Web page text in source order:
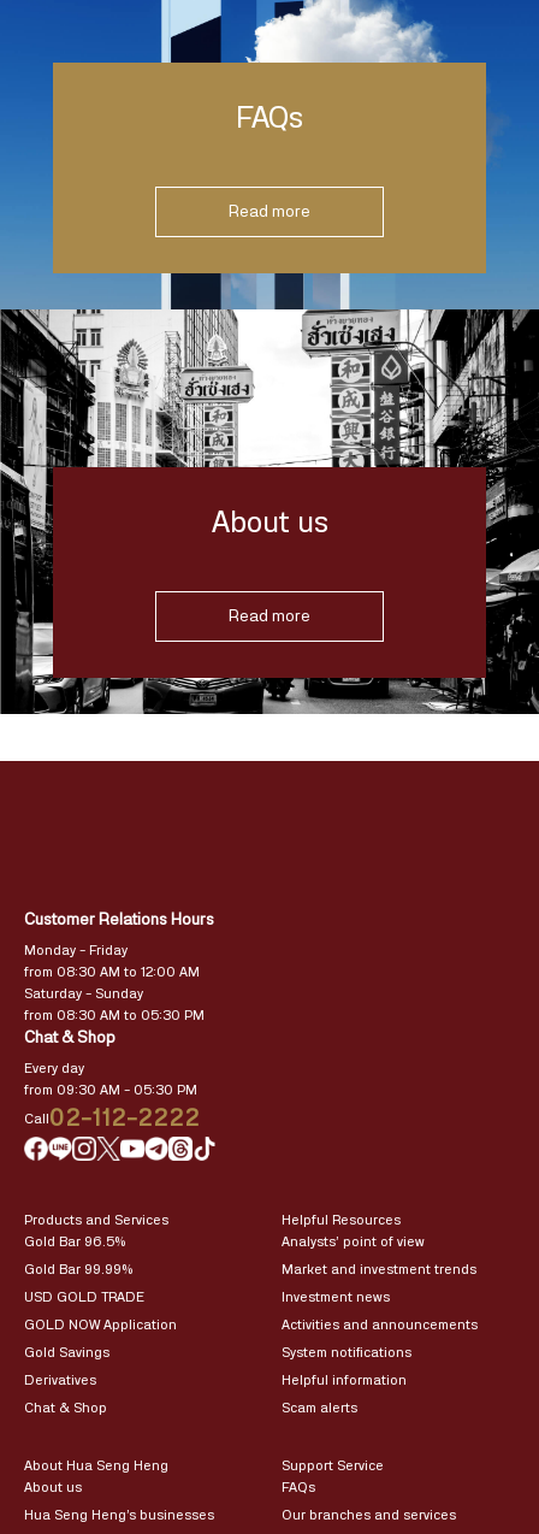
FAQs
Read more
About us
Read more
Customer Relations Hours
Monday – Friday
from 08:30 AM to 12:00 AM
Saturday – Sunday
from 08:30 AM to 05:30 PM
Chat & Shop
Every day
from 09:30 AM – 05:30 PM
Call02-112-2222
Products and Services
Gold Bar 96.5%
Gold Bar 99.99%
USD GOLD TRADE
GOLD NOW Application
Gold Savings
Derivatives
Chat & Shop
Helpful Resources
Analysts’ point of view
Market and investment trends
Investment news
Activities and announcements
System notifications
Helpful information
Scam alerts
About Hua Seng Heng
About us
Hua Seng Heng’s businesses
Support Service
FAQs
Our branches and services